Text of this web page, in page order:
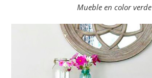
Mueble en color verde